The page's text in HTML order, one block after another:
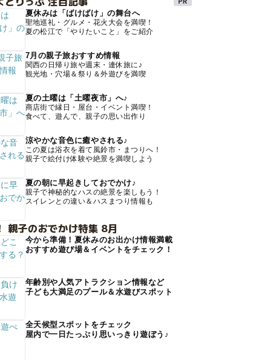
夏休みは「ばけばけ」の舞台へ
聖地巡礼・グルメ・花火大会を満喫！
夏の松江で「やりたいこと」をご紹介
7月の親子旅おすすめ情報
関西の日帰り旅や週末・連休旅に♪
観光地・穴場＆祭り＆外遊びを満喫
夏の土曜は「土曜夜市」へ♪
商店街で縁日・屋台・イベント満喫！
食べて、遊んで、親子の思い出作り
涼やかな音色に癒やされる♪
この夏は浴衣を着て風鈴市・まつりへ！
親子で絵付け体験や絶景を満喫しよう
夏の朝に早起きしておでかけ♪
親子で神秘的なハスの絶景を楽しもう！
スイレンとの違い＆ハスまつり情報も
親子のおでかけ特集 8月
今から準備！夏休みのお出かけ情報満載
おすすめ遊び場＆イベントをチェック！
年齢別や人気アトラクション情報など
子ども大満足のプール＆水遊びスポット
全天候型スポットをチェック
屋内で一日たっぷり思いっきり遊ぼう♪